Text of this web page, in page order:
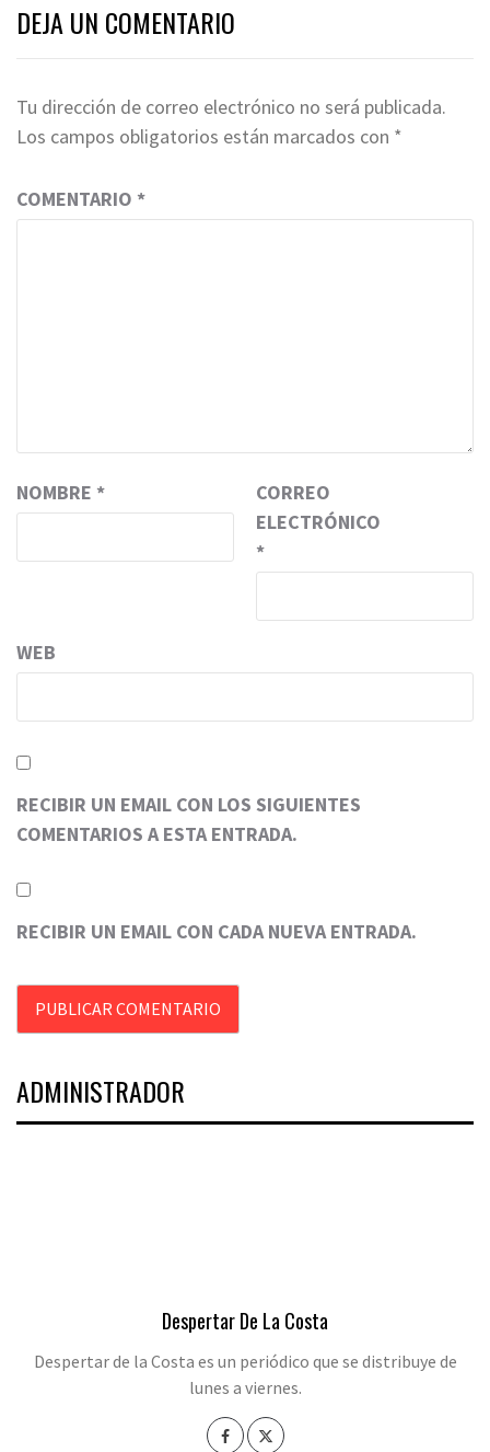
DEJA UN COMENTARIO
Tu dirección de correo electrónico no será publicada.
Los campos obligatorios están marcados con *
COMENTARIO *
NOMBRE *
CORREO
ELECTRÓNICO
*
WEB
RECIBIR UN EMAIL CON LOS SIGUIENTES
COMENTARIOS A ESTA ENTRADA.
RECIBIR UN EMAIL CON CADA NUEVA ENTRADA.
ADMINISTRADOR
Despertar De La Costa
Despertar de la Costa es un periódico que se distribuye de
lunes a viernes.